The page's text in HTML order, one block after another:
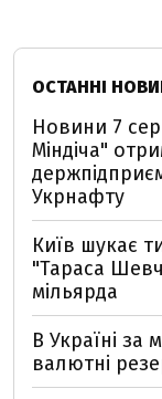
ОСТАННІ
Новини 7
Міндіча"
Укрнафту
Київ шукає
"Тараса
мільярда
В Україні за
валютні